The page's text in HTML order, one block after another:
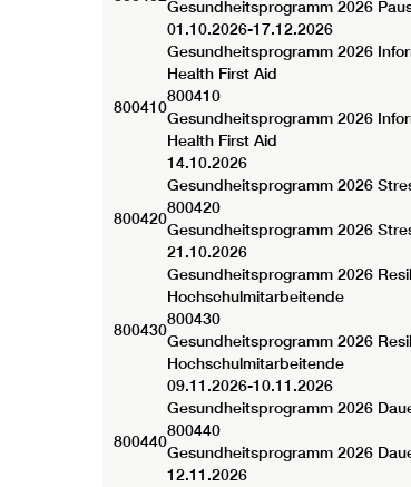
Gesundheitsprogramm 2026
01.10.2026-17.12.2026
800410
Gesundheitsprogramm 2026
Health First Aid
800410
Gesundheitsprogramm 2026
Health First Aid
14.10.2026
800420
Gesundheitsprogramm 2026
800420
Gesundheitsprogramm 2026
21.10.2026
800430
Gesundheitsprogramm 2026
Hochschulmitarbeitende
800430
Gesundheitsprogramm 2026
Hochschulmitarbeitende
09.11.2026-10.11.2026
800440
Gesundheitsprogramm 2026
800440
Gesundheitsprogramm 2026
12.11.2026